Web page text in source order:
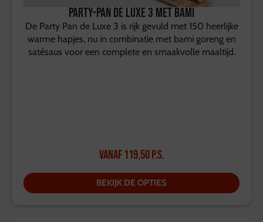
Party-Pan de Luxe 3 met bami
De Party Pan de Luxe 3 is rijk gevuld met 150 heerlijke
warme hapjes, nu in combinatie met bami goreng en
satésaus voor een complete en smaakvolle maaltijd.
Vanaf119,50p.s.
BEKIJK DE OPTIES